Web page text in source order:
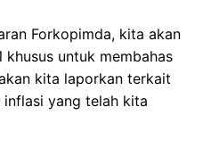
Forkopimda, kita akan
untuk membahas
kita laporkan terkait
inflasi yang telah kita